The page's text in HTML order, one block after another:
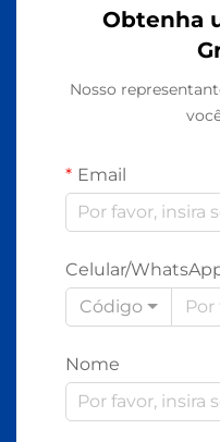
Obtenha
Nosso
Email
Celular/
Código
Nome